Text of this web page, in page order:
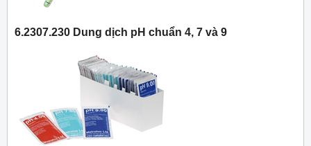
6.2307.230 Dung dịch pH chuẩn 4, 7 và 9